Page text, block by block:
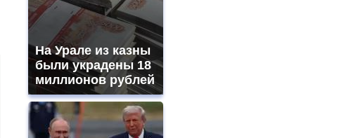
На Урале из казны
были украдены 18
миллионов рублей